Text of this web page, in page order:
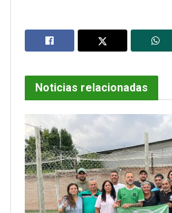
Noticias relacionadas